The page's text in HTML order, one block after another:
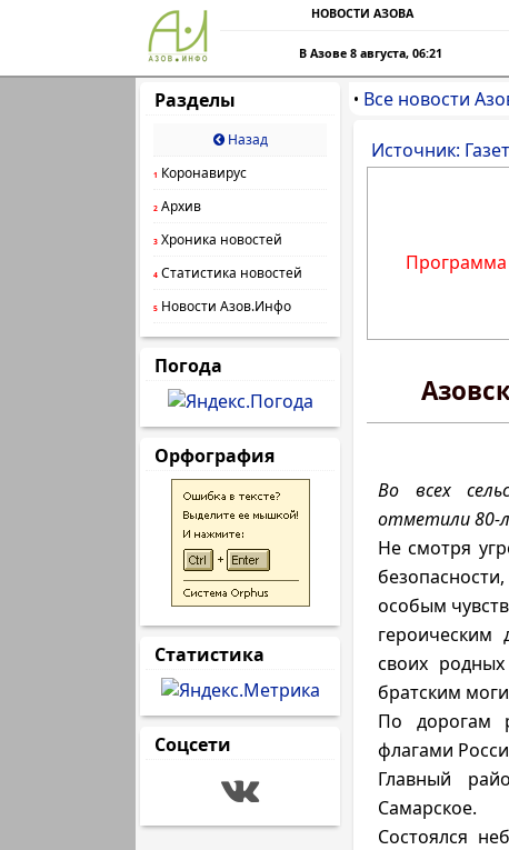
НОВОСТИ АЗОВА
В Азове 8 августа, 06:21
Разделы
Назад
1 Коронавирус
2 Архив
3 Хроника новостей
4 Статистика новостей
5 Новости Азов.Инфо
Погода
Орфография
Статистика
Соцсети
• Все новости
Источник:
Во всех
отметили 80-
Не смотря
особым
своих
братским
По дорогам
флагами
Главный
Самарское.
Состоялся